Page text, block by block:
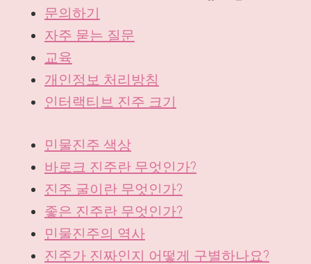
문의하기
자주 묻는 질문
교육
개인정보 처리방침
인터랙티브 진주 크기
민물진주 색상
바로크 진주란 무엇인가?
진주 굴이란 무엇인가?
좋은 진주란 무엇인가?
민물진주의 역사
진주가 진짜인지 어떻게 구별하나요?